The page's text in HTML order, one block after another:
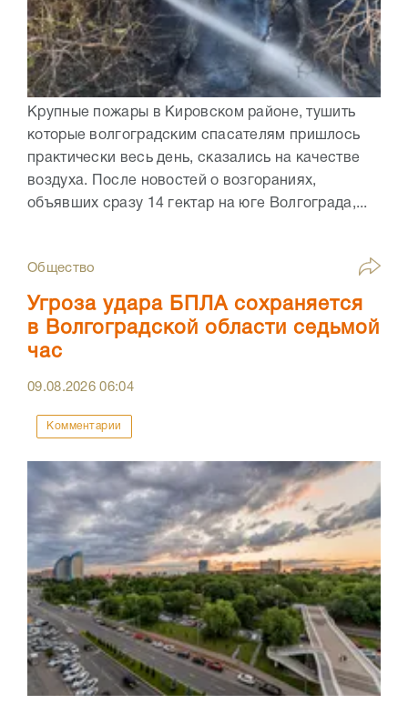
Крупные пожары в Кировском районе, тушить
которые волгоградским спасателям пришлось
практически весь день, сказались на качестве
воздуха. После новостей о возгораниях,
объявших сразу 14 гектар на юге Волгограда,...
Общество
Угроза удара БПЛА сохраняется
в Волгоградской области седьмой
час
09.08.202606:04
Комментарии